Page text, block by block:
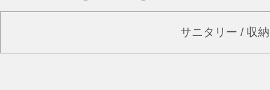
サニタリー / 収